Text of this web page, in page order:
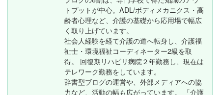
トプットが中心。ADL/ボディメカニクス・高
齢者心理など、介護の基礎から応用場で幅広
く取り上げています。
社会人経験を経て介護の道へ転身し、介護福
祉士・環境福祉コーディネーター2級を取
得。 回復期リハビリ病院２年勤務し、現在は
テレワーク勤務をしています。
辞書型ブログの運営や、外部メディアへの協
力など、活動の幅も広がっています。 「介護